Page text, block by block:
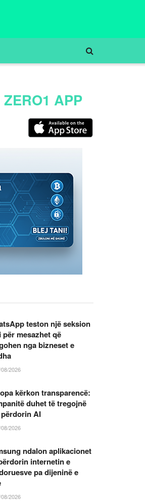
APP
teston një seksion
për mesazhet që
nga bizneset e
2026
kërkon transparencë:
duhet të tregojnë
AI
2026
ndalon aplikacionet
internetin e
pa dijeninë e
2026